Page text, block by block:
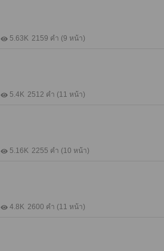
5.63K 2159 คำ (9 หน้า)
5.4K 2512 คำ (11 หน้า)
5.16K 2255 คำ (10 หน้า)
4.8K 2600 คำ (11 หน้า)